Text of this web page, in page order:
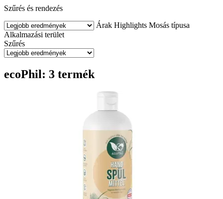
Szűrés és rendezés
Árak Highlights Mosás típusa
Alkalmazási terület
Szűrés
ecoPhil: 3 termék